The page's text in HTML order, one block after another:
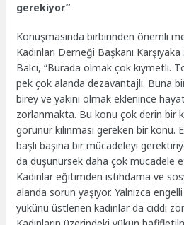
gerekiyor”
Konuşmasında birbirinden önemli
Kadınları Derneği Başkanı
Balcı, “Burada olmak çok kıymetli.
pek çok alanda dezavantajlı. Buna
birey ve yakını olmak eklenince
zorlanmakta. Bu konu çok derin bir
görünür kılınması gereken bir konu.
başlı başına bir mücadeleyi
da düşünürsek daha çok mücadele
Kadınlar eğitimden istihdama ve
alanda sorun yaşıyor. Yalnızca
yükünü üstlenen kadınlar da ciddi